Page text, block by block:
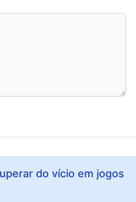
do vício em jogos